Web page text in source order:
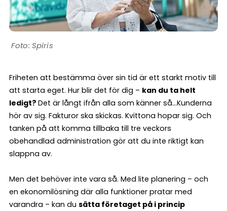
Spiris
Friheten att bestämma över sin tid är ett starkt motiv till
att starta eget. Hur blir det för dig – kan du ta helt
ledigt? Det är långt ifrån alla som känner så…Kunderna
hör av sig. Fakturor ska skickas. Kvittona hopar sig. Och
tanken på att komma tillbaka till tre veckors
obehandlad administration gör att du inte riktigt kan
slappna av.
Men det behöver inte vara så. Med lite planering – och
en ekonomilösning där alla funktioner pratar med
varandra – kan du sätta företaget på i princip